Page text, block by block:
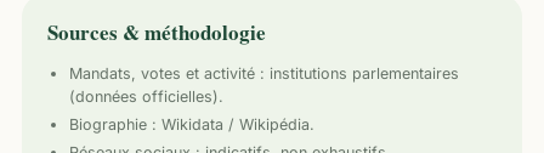
Sources & méthodologie
Mandats, votes et activité : institutions parlementaires
(données officielles).
Biographie : Wikidata / Wikipédia.